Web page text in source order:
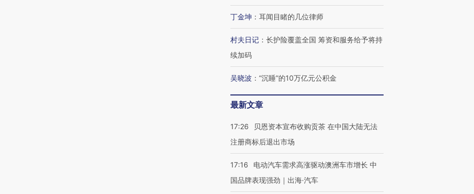
丁金坤 ： 耳闻目睹的几位律师
村夫日记 ： 长护险覆盖全国 筹资和服务给予将持
续加码
吴晓波 ： “沉睡”的10万亿元公积金
最新文章
17:26
贝恩资本宣布收购贡茶 在中国大陆无法
注册商标后退出市场
17:16
电动汽车需求高涨驱动澳洲车市增长 中
国品牌表现强劲｜出海·汽车